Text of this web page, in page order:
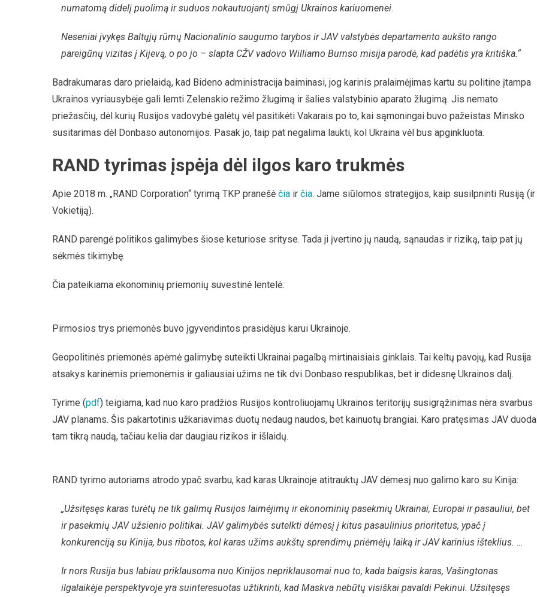
numatomą didelį puolimą ir suduos nokautuojantį smūgį Ukrainos kariuomenei.
Neseniai įvykęs Baltųjų rūmų Nacionalinio saugumo tarybos ir JAV valstybės departamento aukšto rango
pareigūnų vizitas į Kijevą, o po jo – slapta CŽV vadovo Williamo Burnso misija parodė, kad padėtis yra kritiška.“
Badrakumaras daro prielaidą, kad Bideno administracija baiminasi, jog karinis pralaimėjimas kartu su politine įtampa
Ukrainos vyriausybėje gali lemti Zelenskio režimo žlugimą ir šalies valstybinio aparato žlugimą. Jis nemato
priežasčių, dėl kurių Rusijos vadovybė galėtų vėl pasitikėti Vakarais po to, kai sąmoningai buvo pažeistas Minsko
susitarimas dėl Donbaso autonomijos. Pasak jo, taip pat negalima laukti, kol Ukraina vėl bus apginkluota.
RAND tyrimas įspėja dėl ilgos karo trukmės
Apie 2018 m. „RAND Corporation“ tyrimą TKP pranešė čia ir čia. Jame siūlomos strategijos, kaip susilpninti Rusiją (ir
Vokietiją).
RAND parengė politikos galimybes šiose keturiose srityse. Tada ji įvertino jų naudą, sąnaudas ir riziką, taip pat jų
sėkmės tikimybę.
Čia pateikiama ekonominių priemonių suvestinė lentelė:
Pirmosios trys priemonės buvo įgyvendintos prasidėjus karui Ukrainoje.
Geopolitinės priemonės apėmė galimybę suteikti Ukrainai pagalbą mirtinaisiais ginklais. Tai keltų pavojų, kad Rusija
atsakys karinėmis priemonėmis ir galiausiai užims ne tik dvi Donbaso respublikas, bet ir didesnę Ukrainos dalį.
Tyrime (pdf) teigiama, kad nuo karo pradžios Rusijos kontroliuojamų Ukrainos teritorijų susigrąžinimas nėra svarbus
JAV planams. Šis pakartotinis užkariavimas duotų nedaug naudos, bet kainuotų brangiai. Karo pratęsimas JAV duoda
tam tikrą naudą, tačiau kelia dar daugiau rizikos ir išlaidų.
RAND tyrimo autoriams atrodo ypač svarbu, kad karas Ukrainoje atitrauktų JAV dėmesį nuo galimo karo su Kinija:
„Užsitęsęs karas turėtų ne tik galimų Rusijos laimėjimų ir ekonominių pasekmių Ukrainai, Europai ir pasauliui, bet
ir pasekmių JAV užsienio politikai. JAV galimybės sutelkti dėmesį į kitus pasaulinius prioritetus, ypač į
konkurenciją su Kinija, bus ribotos, kol karas užims aukštų sprendimų priėmėjų laiką ir JAV karinius išteklius. …
Ir nors Rusija bus labiau priklausoma nuo Kinijos nepriklausomai nuo to, kada baigsis karas, Vašingtonas
ilgalaikėje perspektyvoje yra suinteresuotas užtikrinti, kad Maskva nebūtų visiškai pavaldi Pekinui. Užsitęsęs